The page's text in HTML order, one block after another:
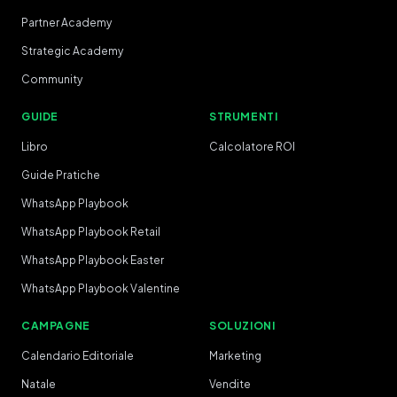
Partner Academy
Strategic Academy
Community
GUIDE
Libro
Guide Pratiche
WhatsApp Playbook
WhatsApp Playbook Retail
WhatsApp Playbook Easter
WhatsApp Playbook Valentine
STRUMENTI
Calcolatore ROI
CAMPAGNE
Calendario Editoriale
Natale
SOLUZIONI
Marketing
Vendite